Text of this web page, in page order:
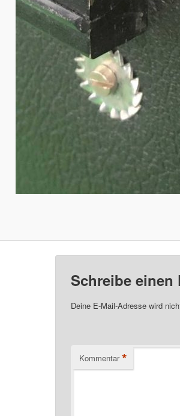
Schreibe einen
Deine E-Mail-Adresse wird
Kommentar *